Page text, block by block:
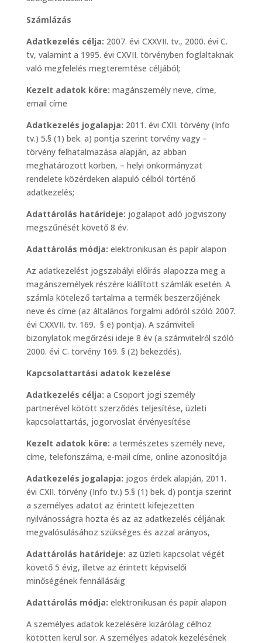
Számlázás
Adatkezelés célja: 2007. évi CXXVII. tv., 2000. évi C.
tv, valamint a 1995. évi CXVII. törvényben foglaltaknak
való megfelelés megteremtése céljából;
Kezelt adatok köre: magánszemély neve, címe,
email címe
Adatkezelés jogalapja: 2011. évi CXII. törvény (Info
tv.) 5.§ (1) bek. a) pontja szerint törvény vagy –
törvény felhatalmazása alapján, az abban
meghatározott körben, – helyi önkormányzat
rendelete közérdeken alapuló célból történő
adatkezelés;
Adattárolás határideje: jogalapot adó jogviszony
megszűnését követő 8 év.
Adattárolás módja: elektronikusan és papír alapon
Az adatkezelést jogszabályi előírás alapozza meg a
magánszemélyek részére kiállított számlák esetén. A
számla kötelező tartalma a termék beszerzőjének
neve és címe (az általános forgalmi adóról szóló 2007.
évi CXXVII. tv. 169. § e) pontja). A számviteli
bizonylatok megőrzési ideje 8 év (a számvitelről szóló
2000. évi C. törvény 169. § (2) bekezdés).
Kapcsolattartási adatok kezelése
Adatkezelés célja: a Csoport jogi személy
partnerével kötött szerződés teljesítése, üzleti
kapcsolattartás, jogorvoslat érvényesítése
Kezelt adatok köre: a természetes személy neve,
címe, telefonszáma, e-mail címe, online azonosítója
Adatkezelés jogalapja: jogos érdek alapján, 2011.
évi CXII. törvény (Info tv.) 5.§ (1) bek. d) pontja szerint
a személyes adatot az érintett kifejezetten
nyilvánosságra hozta és az az adatkezelés céljának
megvalósulásához szükséges és azzal arányos,
Adattárolás határideje: az üzleti kapcsolat végét
követő 5 évig, illetve az érintett képviselői
minőségének fennállásáig
Adattárolás módja: elektronikusan és papír alapon
A személyes adatok kezelésére kizárólag célhoz
kötötten kerül sor. A személyes adatok kezelésének